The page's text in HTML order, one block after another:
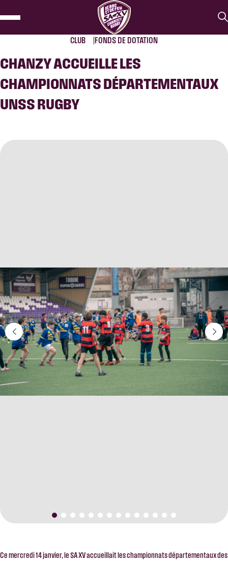
CLUB FONDS DE DOTATION
CHANZY ACCUEILLE LES
CHAMPIONNATS DÉPARTEMENTAUX
UNSS RUGBY
Ce mercredi 14 janvier, le SA XV accueillait les championnats départementaux des